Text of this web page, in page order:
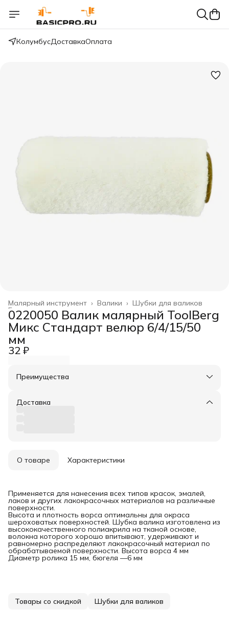
КолумбусДоставкаОплата
Шубки для валиков
Валики ›
Малярный инструмент ›
Главная ›
0220050 Валик малярный ToolBerg
Микс Стандарт велюр 6/4/15/50
мм
32 ₽
Преимущества
Оплата частями в Сплит
Удобный возврат
Доставка
О товаре Характеристики
Применяется для нанесения всех типов красок, эмалей,
лаков и других лакокрасочных материалов на различные
поверхности.
Высота и плотность ворса оптимальны для окраса
шероховатых поверхностей. Шубка валика изготовлена из
высококачественного полиакрила на тканой основе,
волокна которого хорошо впитывают, удерживают и
равномерно распределяют лакокрасочный материал по
обрабатываемой поверхности. Высота ворса 4 мм
Диаметр ролика 15 мм, бюгеля —6 мм
Товары со скидкой Шубки для валиков